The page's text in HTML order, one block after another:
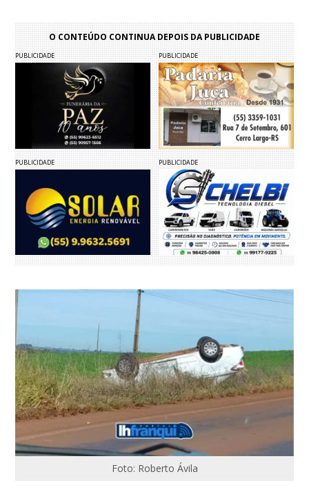
O CONTEÚDO CONTINUA DEPOIS DA PUBLICIDADE
PUBLICIDADE PUBLICIDADE
PUBLICIDADE PUBLICIDADE
Foto: Roberto Ávila